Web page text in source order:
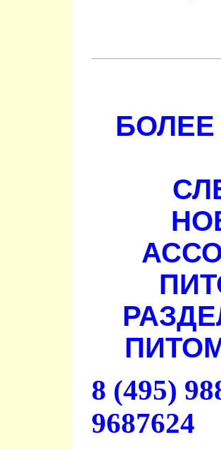
БОЛЕЕ
8 (495)
9687624